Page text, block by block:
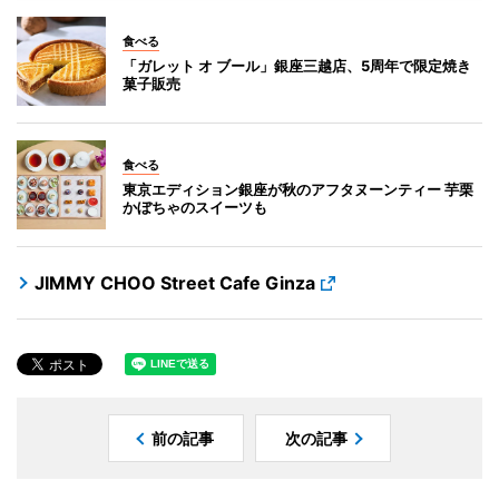
食べる
「ガレット オ ブール」銀座三越店、5周年で限定焼き
菓子販売
食べる
東京エディション銀座が秋のアフタヌーンティー 芋栗
かぼちゃのスイーツも
JIMMY CHOO Street Cafe Ginza
前の記事 次の記事